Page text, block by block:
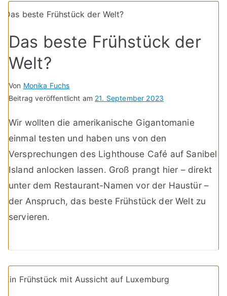
Das beste Frühstück der
Welt?
Von Monika Fuchs
Beitrag veröffentlicht am 21. September 2023
Wir wollten die amerikanische Gigantomanie
einmal testen und haben uns von den
Versprechungen des Lighthouse Café auf Sanibel
Island anlocken lassen. Groß prangt hier – direkt
unter dem Restaurant-Namen vor der Haustür –
der Anspruch, das beste Frühstück der Welt zu
servieren.